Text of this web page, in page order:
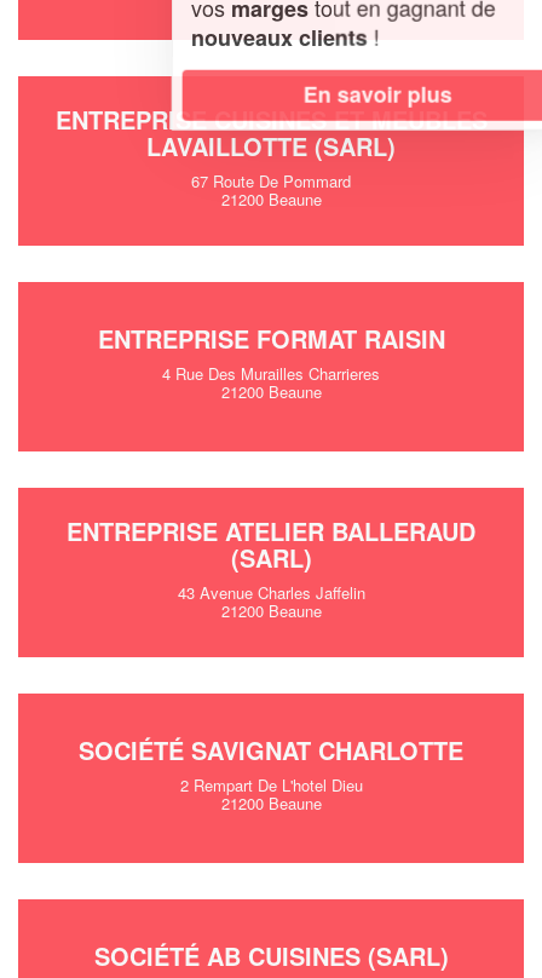
ENTREPRISE CUISINES ET MEUBLES
LAVAILLOTTE (SARL)
67 Route De Pommard
21200 Beaune
ENTREPRISE FORMAT RAISIN
4 Rue Des Murailles Charrieres
21200 Beaune
ENTREPRISE ATELIER BALLERAUD
(SARL)
43 Avenue Charles Jaffelin
21200 Beaune
SOCIÉTÉ SAVIGNAT CHARLOTTE
2 Rempart De L'hotel Dieu
21200 Beaune
SOCIÉTÉ AB CUISINES (SARL)
margestout en gagnant de
nouveaux clients!
En savoir plus